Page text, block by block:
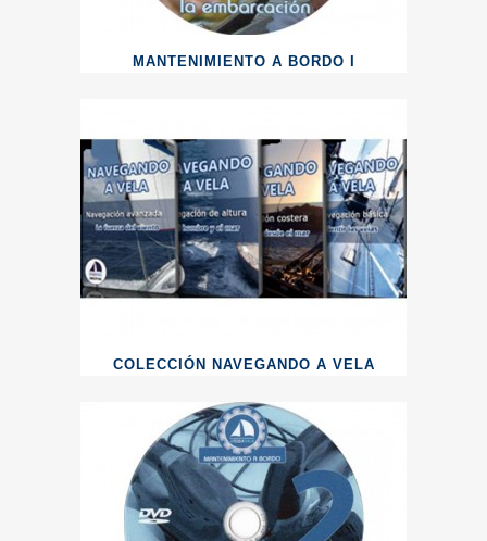
MANTENIMIENTO A BORDO I
COLECCIÓN NAVEGANDO A VELA